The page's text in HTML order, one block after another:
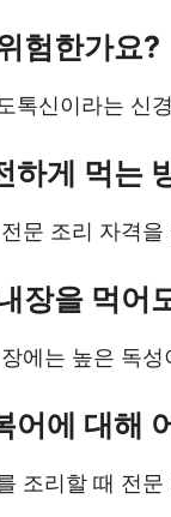
험한가요?
톡신이라는 신
하게 먹는
문 조리 자격
장을 먹어
에는 높은 독
어에 대해
조리할 때 전